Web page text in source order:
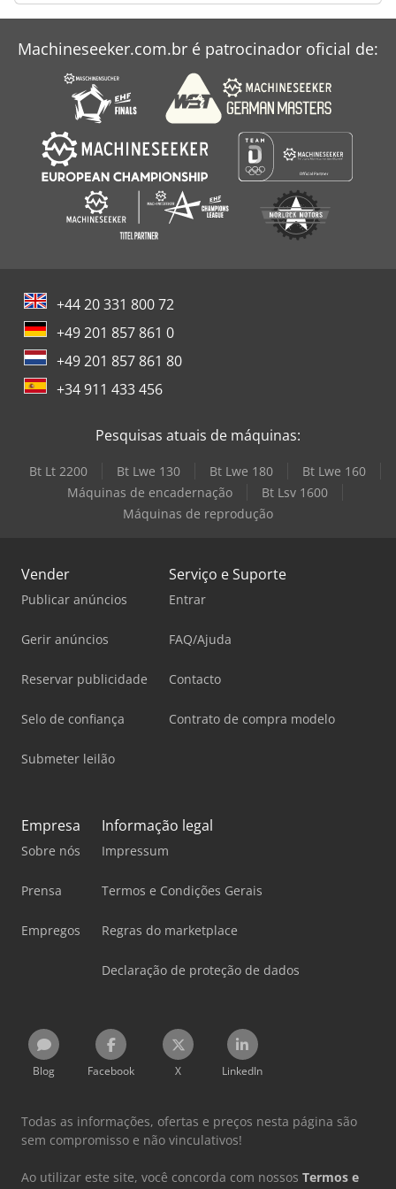
Deutzfahr Km 25
Dieci Agri Farmer 32.9 Gd
Dieci Mini Agri 26.6
Machineseeker.com.br é patrocinador oficial de:
+44 20 331 800 72
+49 201 857 861 0
+49 201 857 861 80
+34 911 433 456
Pesquisas atuais de máquinas:
Bt Lt 2200 Bt Lwe 130 Bt Lwe 180
Bt Lwe 160
Máquinas de encadernação
Bt Lsv 1600
Máquinas de reprodução
Vender
Publicar anúncios
Gerir anúncios
Reservar publicidade
Selo de confiança
Submeter leilão
Serviço e Suporte
Entrar
FAQ/Ajuda
Contacto
Contrato de compra modelo
Empresa
Sobre nós
Prensa
Empregos
Informação legal
Impressum
Termos e Condições Gerais
Regras do marketplace
Declaração de proteção de dados
Blog Facebook X LinkedIn
Todas as informações, ofertas e preços nesta página são
sem compromisso e não vinculativos!
Ao utilizar este site, você concorda com nossos Termos e